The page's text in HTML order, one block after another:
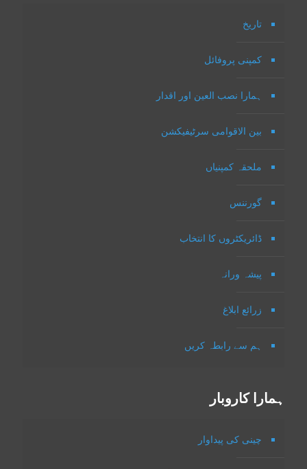
تاریخ
کمپنی پروفائل
ہمارا نصب العین اور اقدار
بین الاقوامی سرٹیفیکشن
ملحقہ کمپنیاں
گورننس
ڈائریکٹروں کا انتخاب
پیشہ ورانہ
زرائع ابلاغ
ہم سے رابطہ کریں
ہمارا کاروبار
چینی کی پیداوار